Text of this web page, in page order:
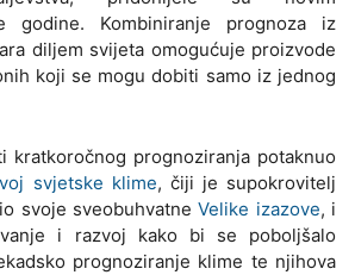
godine. Kombiniranje prognoza iz
diljem svijeta omogućuje proizvode
koji se mogu dobiti samo iz jednog
kratkoročnog prognoziranja potaknuo
svjetske klime, čiji je supokrovitelj
svoje sveobuhvatneVelike izazove, i
i razvoj kako bi se poboljšalo
prognoziranje klime te njihova